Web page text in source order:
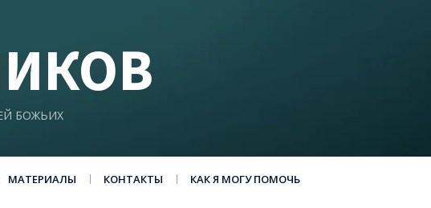
БОЖЬИХ
МАТЕРИАЛЫ КОНТАКТЫ КАК Я МОГУ ПОМОЧЬ